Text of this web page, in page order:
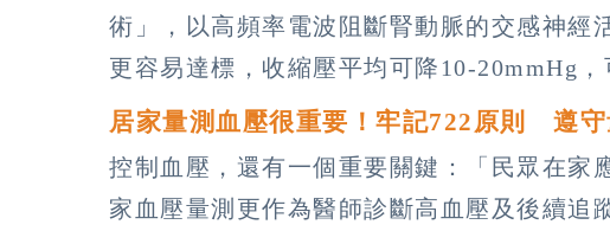
術」，以高頻率電波阻斷腎動脈的交感神經
更容易達標，收縮壓平均可降10-20mmHg，
居家量測血壓很重要！牢記722原則 遵守
控制血壓，還有一個重要關鍵：「民眾在家
家血壓量測更作為醫師診斷高血壓及後續追